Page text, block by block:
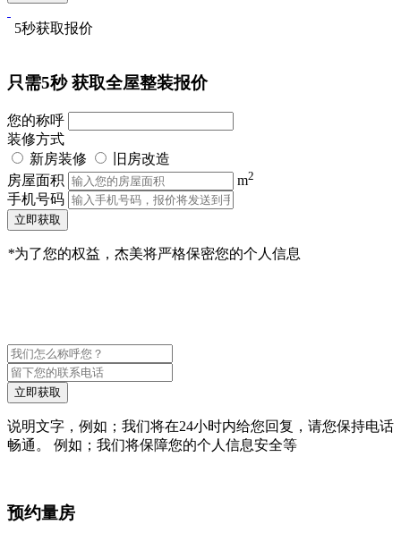
5秒获取报价
只需5秒获取全屋整装报价
您的称呼
装修方式
新房装修
旧房改造
房屋面积
m2
手机号码
立即获取
*为了您的权益，杰美将严格保密您的个人信息
立即获取
说明文字，例如；我们将在24小时内给您回复，请您保持电话
畅通。 例如；我们将保障您的个人信息安全等
预约量房